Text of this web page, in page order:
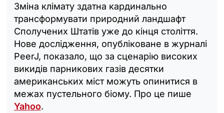
Зміна клімату здатна кардинально
трансформувати природний ландшафт
Сполучених Штатів уже до кінця століття.
Нове дослідження, опубліковане в журналі
PeerJ, показало, що за сценарію високих
викидів парникових газів десятки
американських міст можуть опинитися в
межах пустельного біому. Про це пише
Yahoo.